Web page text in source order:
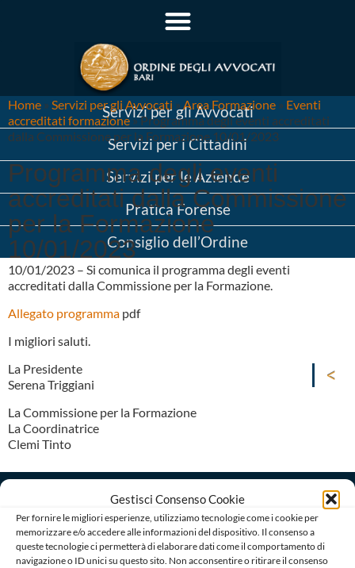
Gestisci Consenso Cookie
Per fornire le migliori esperienze, utilizziamo tecnologie come i cookie per
memorizzare e/o accedere alle informazioni del dispositivo. Il consenso a
queste tecnologie ci permetterà di elaborare dati come il comportamento di
navigazione o ID unici su questo sito. Non acconsentire o ritirare il consenso
Servizi per gli Avvocati
Servizi per i Cittadini
Servizi per le Aziende
Pratica Forense
Consiglio dell’Ordine
Home » Servizi per gli Avvocati » Area Formazione » Eventi
accreditati formazione »Programma degli eventi accreditati
dalla Commissione per la Formazione 10/01/2023
Programma degli eventi
accreditati dalla Commissione
per la Formazione
10/01/2023
10/01/2023 – Si comunica il programma degli eventi
accreditati dalla Commissione per la Formazione.
Allegato programma pdf
I migliori saluti.
La Presidente
Serena Triggiani
La Commissione per la Formazione
La Coordinatrice
Clemi Tinto